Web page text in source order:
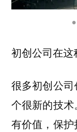
初创公司在这
很多初创公
个很新的技
有价值，保护